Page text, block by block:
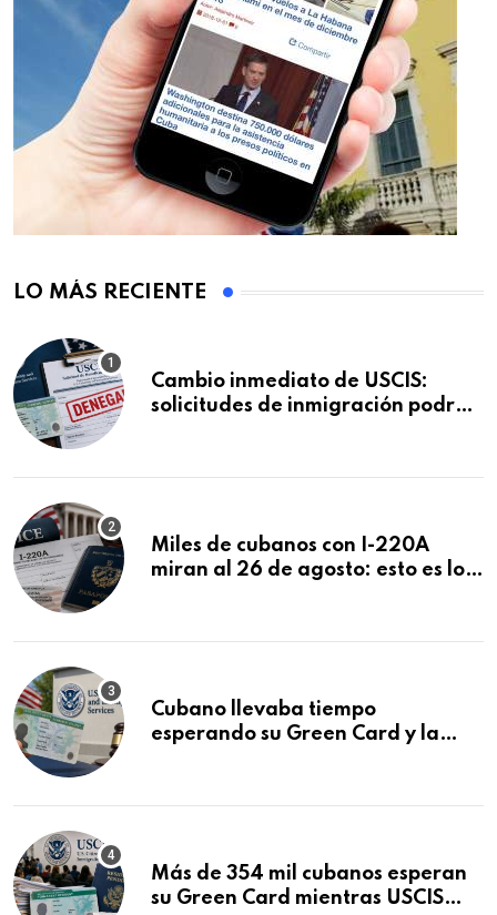
LO MÁS RECIENTE
Cambio inmediato de USCIS:
solicitudes de inmigración podrán
Miles de cubanos con I-220A
miran al 26 de agosto: esto es lo
Cubano llevaba tiempo
esperando su Green Card y la
Más de 354 mil cubanos esperan
su Green Card mientras USCIS